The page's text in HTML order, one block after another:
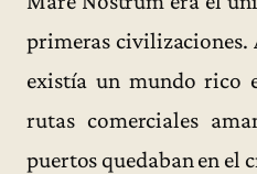
primeras civilizaciones.
existía un mundo rico
rutas comerciales
puertos quedaban en el